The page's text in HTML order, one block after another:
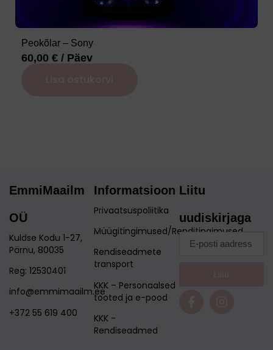
Peokõlar – Sony
60,00 € / Päev
EmmiMaailm
OÜ
Kuldse Kodu 1-27,
Pärnu, 80035
Reg: 12530401
info@emmimaailm.ee
+372 55 619 400
Informatsioon
Privaatsuspoliitika
Müügitingimused/Renditingimused
Rendiseadmete
transport
KKK – Personaalsed
tooted ja e-pood
KKK -
Rendiseadmed
Liitu
uudiskirjaga